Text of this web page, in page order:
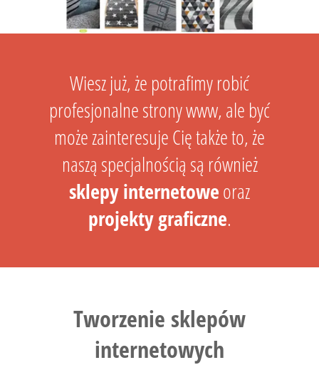
Wiesz już, że potrafimy robić
profesjonalne strony www, ale być
może zainteresuje Cię także to, że
naszą specjalnością są również
sklepy internetoweoraz
projekty graficzne.
Tworzenie sklepów
internetowych